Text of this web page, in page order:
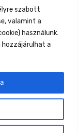
szabott
valamint a
használunk.
a
így ha
szeretnél a
.
27-30.,